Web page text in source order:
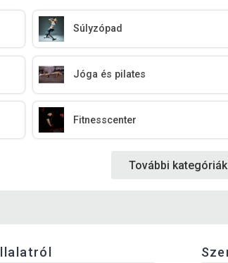
Súlyzópad
Jóga és pilates
Fitnesscenter
További kategóriák